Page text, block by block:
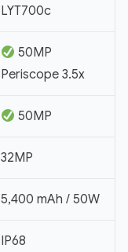
LYT700c
50MP
Periscope 3.5x
50MP
32MP
5,400 mAh / 50W
IP68